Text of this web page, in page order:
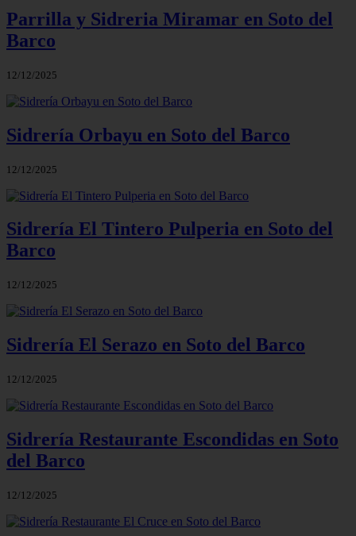
Parrilla y Sidreria Miramar en Soto del
Barco
12/12/2025
Sidrería Orbayu en Soto del Barco
12/12/2025
Sidrería El Tintero Pulperia en Soto del
Barco
12/12/2025
Sidrería El Serazo en Soto del Barco
12/12/2025
Sidrería Restaurante Escondidas en Soto
del Barco
12/12/2025